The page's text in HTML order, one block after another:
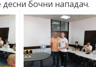
десни бочни нападач.